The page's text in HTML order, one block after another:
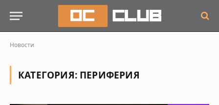
Новости
КАТЕГОРИЯ: ПЕРИФЕРИЯ